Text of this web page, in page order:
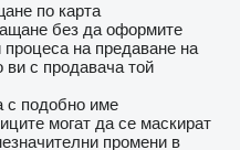
по карта
без да оформите
на предаване на
ви с продавача той
с подобно име
могат да се маскират
промени в